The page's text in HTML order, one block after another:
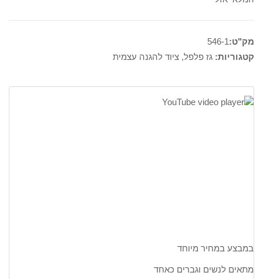
מק"ט:546-1
קטגוריות: גז פלפל, ציוד להגנה עצמית
במבצע במחיר מיוחד
מתאים לנשים וגברים כאחד